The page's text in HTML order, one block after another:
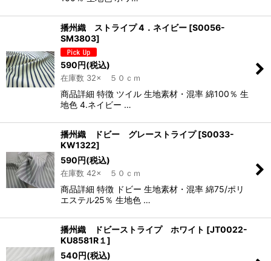
播州織 ストライプ 4．ネイビー [S0056-
SM3803]
590円(税込)
在庫数 32× ５０ｃｍ
商品詳細 特徴 ツイル 生地素材・混率 綿100％ 生
地色 4.ネイビー …
播州織 ドビー グレーストライプ [S0033-
KW1322]
590円(税込)
在庫数 42× ５０ｃｍ
商品詳細 特徴 ドビー 生地素材・混率 綿75/ポリ
エステル25％ 生地色 …
播州織 ドビーストライプ ホワイト [JT0022-
KU8581R１]
540円(税込)